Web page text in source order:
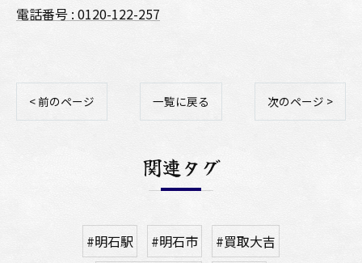
電話番号 : 0120-122-257
< 前のページ 一覧に戻る 次のページ >
関連タグ
#明石駅 #明石市
#買取大吉